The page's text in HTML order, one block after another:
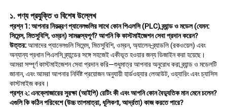
১. পণ্য প্রযুক্তি ও বিশেষ উল্লেখ
প্রশ্ন 1: আপনার নিয়ন্ত্রণ প্যানেলগুলির সাথে কোন পিএলসি (PLC) ব্র্যান্ড ও মডেল (যেমন:
সিমেন্স, মিতসুবিশি, ওম্রন) সামঞ্জস্যপূর্ণ? আপনি কি কাস্টমাইজেশন সেবা প্রদান করেন?
উত্তর: আমাদের প্যানেলগুলি সিমেন্স, মিতসুবিশি, ওম্রন, অ্যালেন-ব্র্যাডলি (রকওয়েল) এবং
অন্যান্য প্রধান পিএলসি ব্র্যান্ডের সঙ্গে সহজেই একীভূত হওয়ার জন্য ডিজাইন করা হয়েছে।
আমরা সম্পূর্ণ কাস্টমাইজেশন সেবা প্রদান করি—শুধুমাত্র আপনার অনুরোধ করা ব্র্যান্ড ও মডেলটি
জানান, এবং আমরা আপনার নির্দিষ্ট প্রয়োজন অনুযায়ী হার্ডওয়্যার লেআউট, ওয়্যারিং এবং চ্যাসিস
কাস্টমাইজ করব।
প্রশ্ন ২: এনক্লোজারের সুরক্ষা (আইপি) রেটিং কী এবং আপনি কোন বৈদ্যুতিক মান মেনে চলেন?
এগুলি কি কঠিন পরিবেশে (উচ্চ তাপমাত্রা, ধূলিকণা, আর্দ্রতা) কাজ করতে পারে?